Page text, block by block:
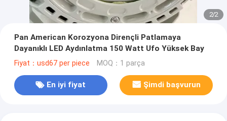
2/2
Pan American Korozyona Dirençli Patlamaya
Dayanıklı LED Aydınlatma 150 Watt Ufo Yüksek Bay
Fiyat：usd67 per piece MOQ：1 parça
En iyi fiyat Şimdi başvurun